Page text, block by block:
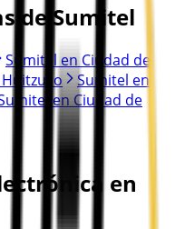
de Sumitel
Sumitel en Ciudad de
Sumitel en
en Ciudad de
en